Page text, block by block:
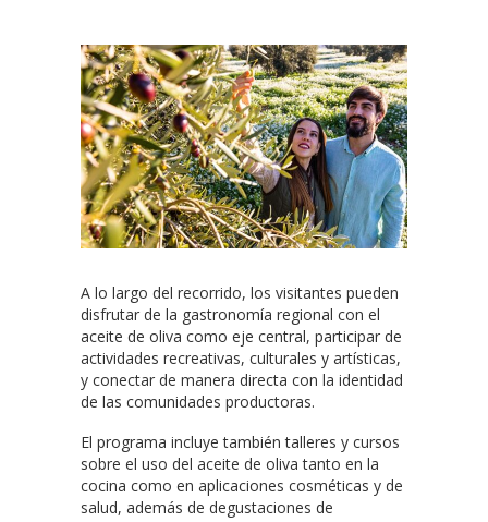
A lo largo del recorrido, los visitantes pueden
disfrutar de la gastronomía regional con el
aceite de oliva como eje central, participar de
actividades recreativas, culturales y artísticas,
y conectar de manera directa con la identidad
de las comunidades productoras.
El programa incluye también talleres y cursos
sobre el uso del aceite de oliva tanto en la
cocina como en aplicaciones cosméticas y de
salud, además de degustaciones de